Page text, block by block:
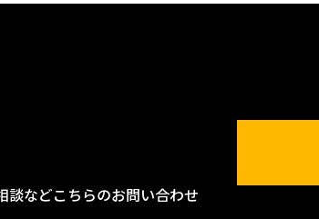
談などこちらのお問い合わせ